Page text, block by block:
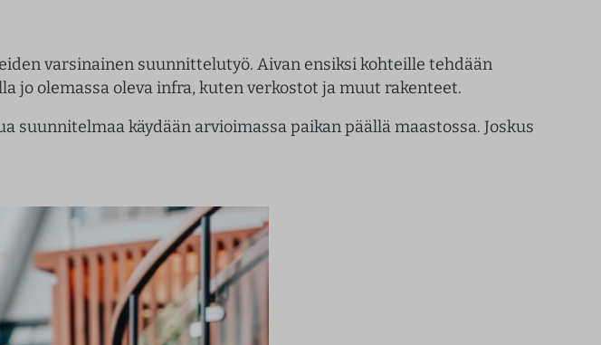
varsinainen suunnittelutyö. Aivan ensiksi kohteille tehdään
jo olemassa oleva infra, kuten verkostot ja muut rakenteet.
suunnitelmaa käydään arvioimassa paikan päällä maastossa. Joskus